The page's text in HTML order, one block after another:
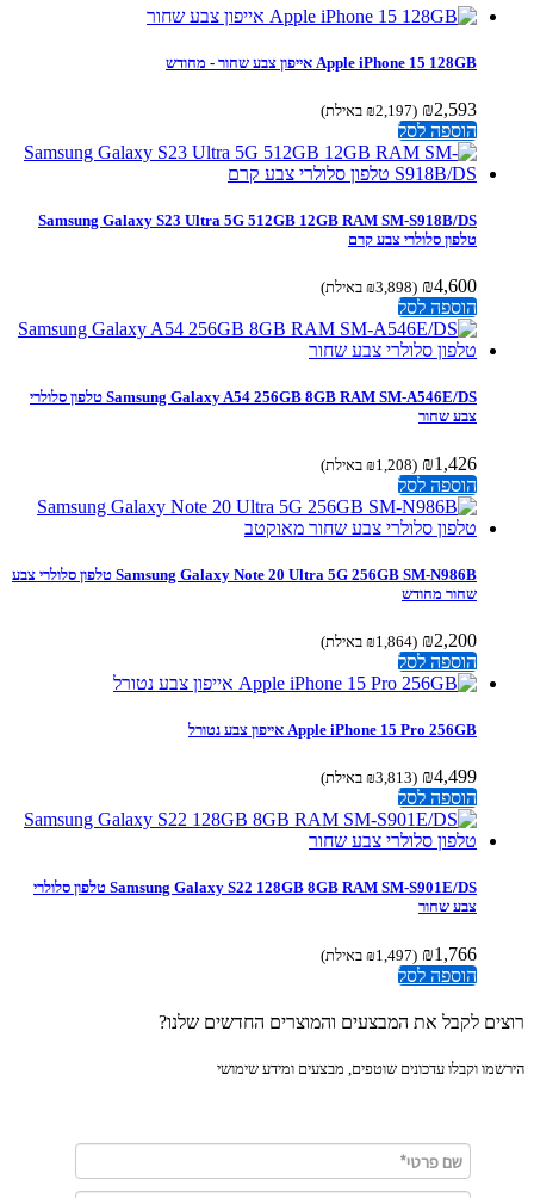
Apple iPhone 15 128GB אייפון צבע שחור - מחודש
₪2,593
(
₪2,197 באילת)
הוספה לסל
Samsung Galaxy S23 Ultra 5G 512GB 12GB RAM SM-S918B/DS
טלפון סלולרי צבע קרם
₪4,600
(
₪3,898 באילת)
הוספה לסל
Samsung Galaxy A54 256GB 8GB RAM SM-A546E/DS טלפון סלולרי
צבע שחור
₪1,426
(
₪1,208 באילת)
הוספה לסל
Samsung Galaxy Note 20 Ultra 5G 256GB SM-N986B טלפון סלולרי צבע
שחור מחודש
₪2,200
(
₪1,864 באילת)
הוספה לסל
Apple iPhone 15 Pro 256GB אייפון צבע נטורל
₪4,499
(
₪3,813 באילת)
הוספה לסל
Samsung Galaxy S22 128GB 8GB RAM SM-S901E/DS טלפון סלולרי
צבע שחור
₪1,766
(
₪1,497 באילת)
הוספה לסל
לקבל את המבצעים והמוצרים החדשים שלנו?
וקבלו עדכונים שוטפים, מבצעים ומידע שימושי